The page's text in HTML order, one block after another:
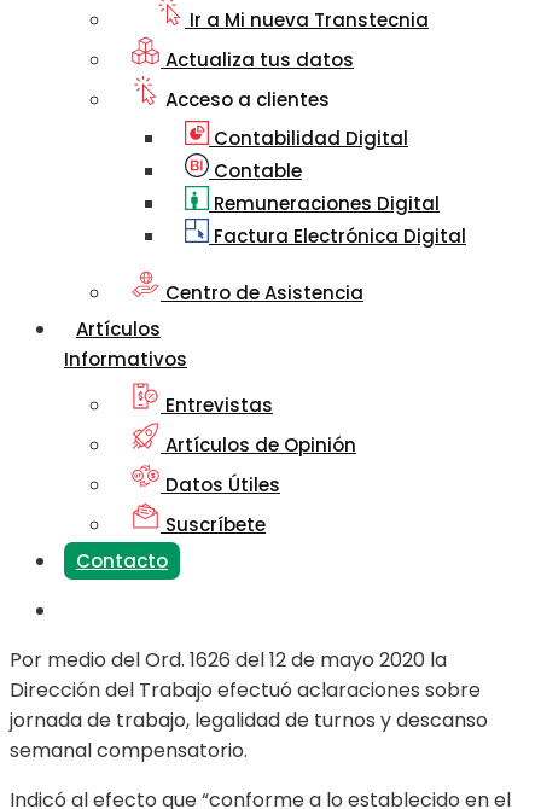
Ir a Mi nueva Transtecnia
Actualiza tus datos
Acceso a clientes
Contabilidad Digital
Contable
Remuneraciones Digital
Factura Electrónica Digital
Centro de Asistencia
Artículos
Informativos
Entrevistas
Artículos de Opinión
Datos Útiles
Suscríbete
Contacto
Por medio del Ord. 1626 del 12 de mayo 2020 la
Dirección del Trabajo efectuó aclaraciones sobre
jornada de trabajo, legalidad de turnos y descanso
semanal compensatorio.
Indicó al efecto que “conforme a lo establecido en el